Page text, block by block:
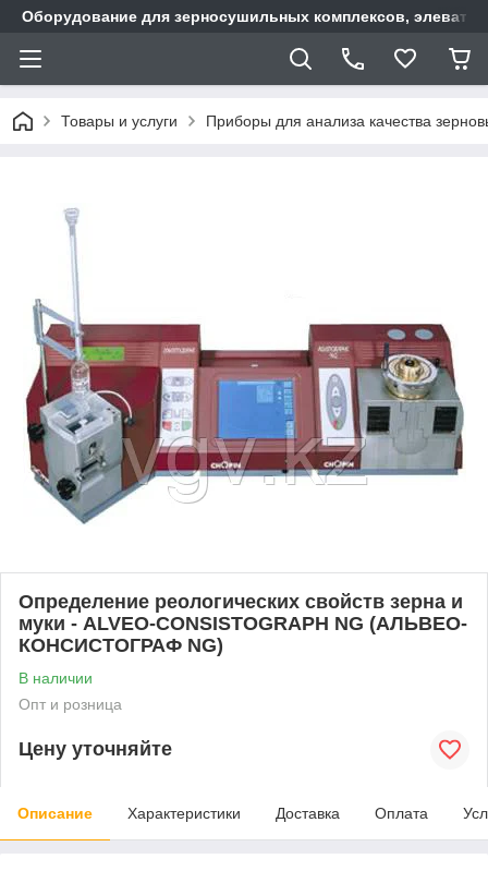
Оборудование для зерносушильных комплексов,
Товары и услуги Приборы для анализа качества
Определение реологических свойств зерна и
муки - ALVEO-CONSISTOGRAPH NG (АЛЬВЕО-
КОНСИСТОГРАФ NG)
В наличии
Опт и розница
Цену уточняйте
Описание Характеристики Доставка Оплата